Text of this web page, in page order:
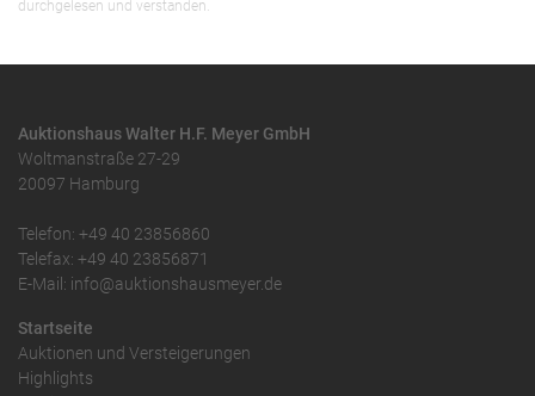
durchgelesen und verstanden.
Auktionshaus Walter H.F. Meyer GmbH
Woltmanstraße 27-29
20097 Hamburg
Telefon: +49 40 23856860
Telefax: +49 40 23856871
E-Mail: info@auktionshausmeyer.de
Startseite
Auktionen und Versteigerungen
Highlights